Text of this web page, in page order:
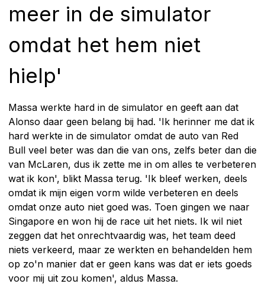
meer in de simulator
omdat het hem niet
hielp'
Massa werkte hard in de simulator en geeft aan dat
Alonso daar geen belang bij had. 'Ik herinner me dat ik
hard werkte in de simulator omdat de auto van Red
Bull veel beter was dan die van ons, zelfs beter dan die
van McLaren, dus ik zette me in om alles te verbeteren
wat ik kon', blikt Massa terug. 'Ik bleef werken, deels
omdat ik mijn eigen vorm wilde verbeteren en deels
omdat onze auto niet goed was. Toen gingen we naar
Singapore en won hij de race uit het niets. Ik wil niet
zeggen dat het onrechtvaardig was, het team deed
niets verkeerd, maar ze werkten en behandelden hem
op zo'n manier dat er geen kans was dat er iets goeds
voor mij uit zou komen', aldus Massa.